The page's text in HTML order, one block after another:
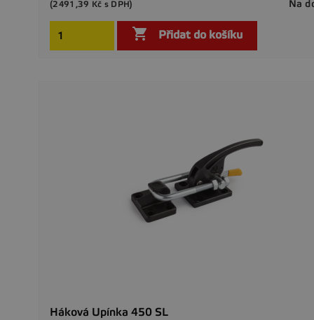
Na
(2491,39 Kč s DPH)
 Přidat do košíku
Háková Upínka 450 SL